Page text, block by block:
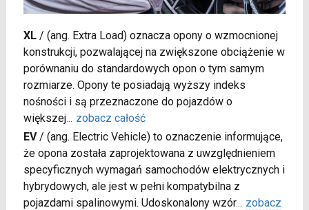
XL/ (ang. Extra Load) oznacza opony o wzmocnionej
konstrukcji, pozwalającej na zwiększone obciążenie w
porównaniu do standardowych opon o tym samym
rozmiarze. Opony te posiadają wyższy indeks
nośności i są przeznaczone do pojazdów o
większej... zobacz całość
EV/ (ang. Electric Vehicle) to oznaczenie informujące,
że opona została zaprojektowana z uwzględnieniem
specyficznych wymagań samochodów elektrycznych i
hybrydowych, ale jest w pełni kompatybilna z
pojazdami spalinowymi. Udoskonalony wzór... zobacz